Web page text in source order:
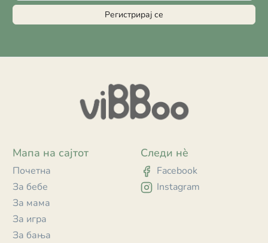
Регистрирај се
Мапа на сајтот
Почетна
За бебе
За мама
За игра
За бања
Следи нè
Facebook
Instagram